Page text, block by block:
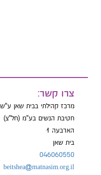
צרו קשר:
מרכז קהילתי בבית שאן ע"ש
חטיבת הנשים בע"מ (חל"צ)
הארבעה 1
בית שאן
046060550
beitshea@matnasim.org.il